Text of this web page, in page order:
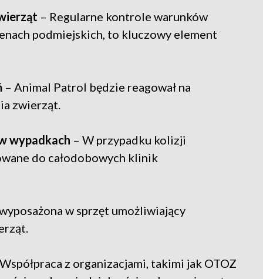
– Regularne kontrole warunków
podmiejskich, to kluczowy element
– Animal Patrol będzie reagował na
zwierząt.
wypadkach – W przypadku kolizji
do całodobowych klinik
w sprzęt umożliwiający
z organizacjami, takimi jak OTOZ